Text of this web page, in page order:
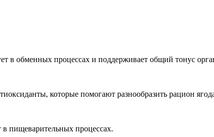
в обменных процессах и поддерживает общий тонус
которые помогают разнообразить рацион
в пищеварительных процессах.